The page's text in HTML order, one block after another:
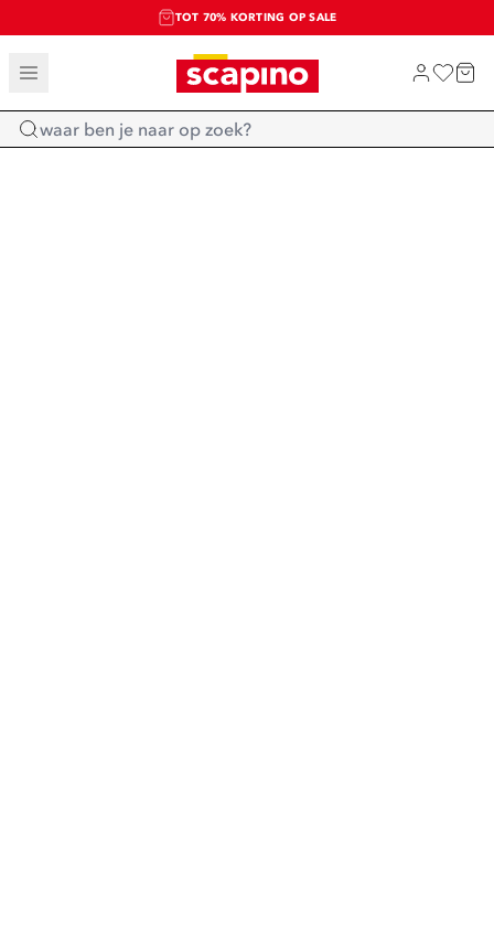
TOT 70% KORTING OP SALE
SALE: LAATSTE KANS!
SHOP NIEUW
Home